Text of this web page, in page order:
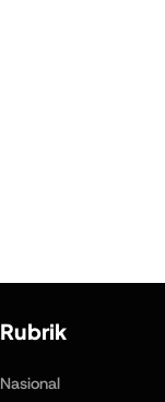
Rubrik
Nasional